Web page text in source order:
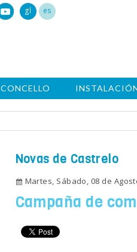
gl es
CONCELLO
Novas de Castrelo
Martes, Sábado, 08 de
Campaña de